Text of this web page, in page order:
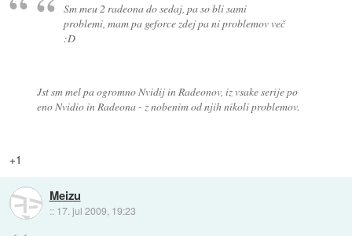
Sm meu 2 radeona do sedaj, pa so bli sami
problemi, mam pa geforce zdej pa ni problemov več
:D
Jst sm mel pa ogromno Nvidij in Radeonov, iz vsake serije po
eno Nvidio in Radeona - z nobenim od njih nikoli problemov.
+1
Meizu
:: 17. jul 2009, 19:23